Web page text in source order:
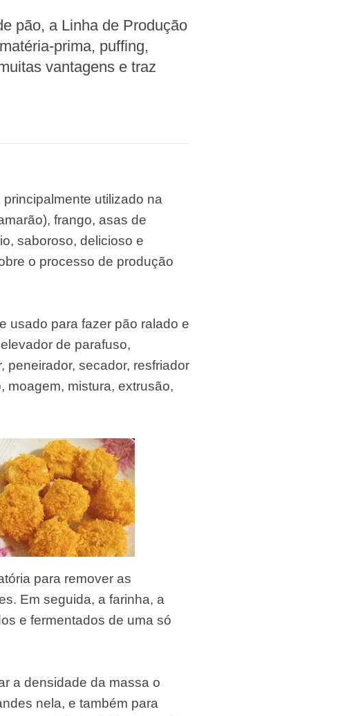
pão, a Linha de Produção
prima, puffing,
vantagens e traz
utilizado na
frango, asas de
saboroso, delicioso e
o processo de produção
usado para fazer pão ralado e
de parafuso,
peneirador, secador, resfriador
moagem, mistura, extrusão,
para remover as
Em seguida, a farinha, a
e fermentados de uma só
a densidade da massa o
nela, e também para